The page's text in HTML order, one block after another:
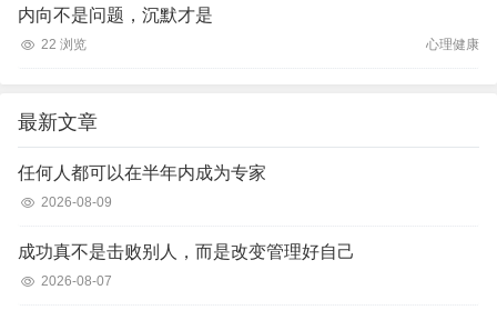
内向不是问题，沉默才是
22 浏览 心理健康
最新文章
任何人都可以在半年内成为专家
2026-08-09
成功真不是击败别人，而是改变管理好自己
2026-08-07